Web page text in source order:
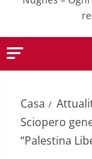
Casa
Sciopero
“Palestina